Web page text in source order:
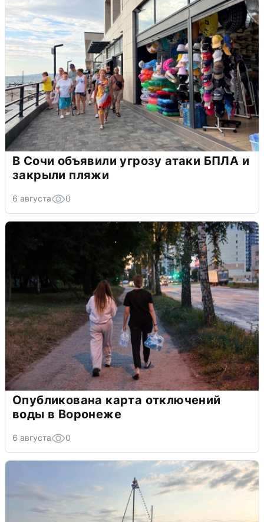
В Сочи объявили угрозу атаки БПЛА и
закрыли пляжи
6 августа 0
Опубликована карта отключений
воды в Воронеже
6 августа 0